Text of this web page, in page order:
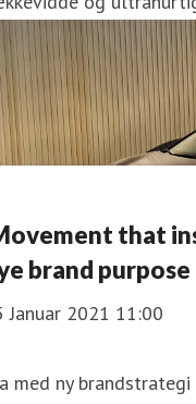
that
brand
Januar 2021 11:00
med ny